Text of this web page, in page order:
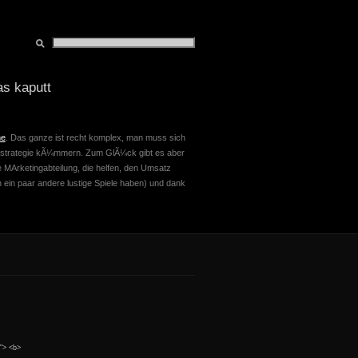
kaputt
. Das ganze ist recht komplex, man muss sich
kÃ¼mmern. Zum GlÃ¼ck gibt es aber
die helfen, den Umsatz
paar andere lustige Spiele haben) und dank
<b>